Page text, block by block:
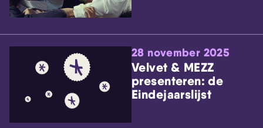
28 november 2025
Velvet & MEZZ
presenteren: de
Eindejaarslijst